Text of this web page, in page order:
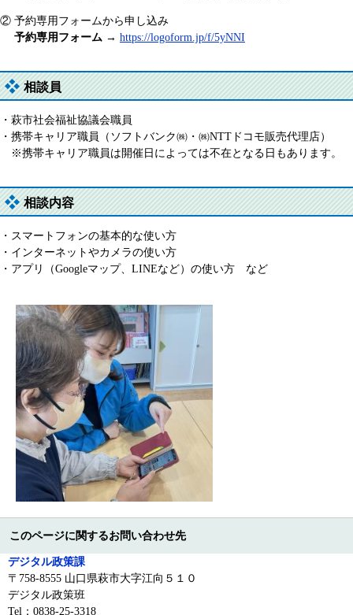
② 予約専用フォームから申し込み
予約専用フォーム ​ → https://logoform.jp/f/5yNNI​
相談員
・萩市社会福祉協議会職員
・携帯キャリア職員（ソフトバンク㈱・㈱NTTドコモ販売代理店）
※携帯キャリア職員は開催日によっては不在となる日もあります。
相談内容
・スマートフォンの基本的な使い方
・インターネットやカメラの使い方
・アプリ（Googleマップ、LINEなど）の使い方 など
このページに関するお問い合わせ先
デジタル政策課
〒758-8555 山口県萩市大字江向５１０
デジタル政策班
Tel：0838-25-3318